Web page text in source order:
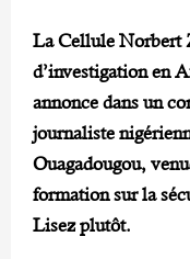
La Cellule Norbert
d’investigation en
annonce dans un
journaliste
Ouagadougou,
formation sur la
Lisez plutôt.